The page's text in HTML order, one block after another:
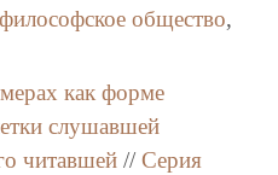
общество,
как форме
слушавшей
читавшей// Серия